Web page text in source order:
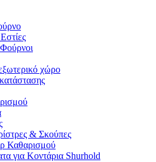
Φούρνοι
χώρο
& Σκούπες
Καθαρισμού
για Κοντάρια Shurhold